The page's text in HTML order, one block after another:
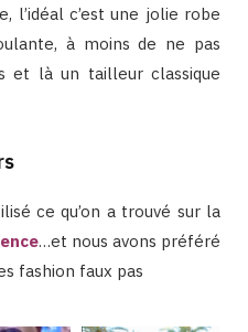
l’idéal c’est une jolie robe
à moins de ne pas
et là un tailleur classique
ce qu’on a trouvé sur la
…et nous avons préféré
fashion faux pas